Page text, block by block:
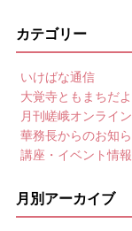
カテゴリー
いけばな通信
大覚寺ともまちだ
月刊嵯峨オンライン
華務長からのお知
講座・イベント情報
月別アーカイブ